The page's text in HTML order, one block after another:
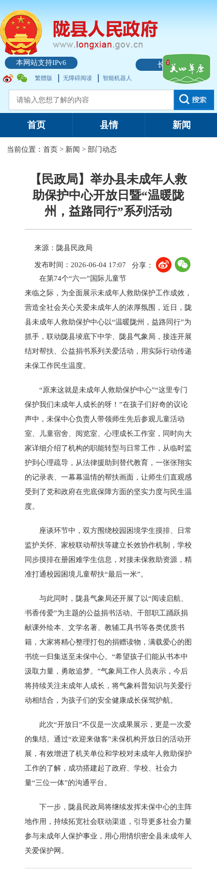
本网站支持IPv6 长者模式
繁體版 无障碍阅读 智能机器人
首页 县情 新闻
当前位置：首页 > 新闻 >部门动态
【民政局】举办县未成年人救
助保护中心开放日暨“温暖陇
州，益路同行”系列活动
来源：陇县民政局
发布时间：2026-06-04 17:07
分享：
在第74个“六一”国际儿童节
来临之际，为全面展示未成年人救助保护工作成效，
营造全社会关心关爱未成年人的浓厚氛围，近日，陇
县未成年人救助保护中心以“温暖陇州，益路同行”为
抓手，联动陇县堎底下中学、陇县气象局，接连开展
结对帮扶、公益捐书系列关爱活动，用实际行动传递
未保工作民生温度。
“原来这就是未成年人救助保护中心”“这里专门
保护我们未成年人成长的呀！”在孩子们好奇的议论
声中，未保中心负责人带领师生先后参观儿童活动
室、儿童宿舍、阅览室、心理成长工作室，同时向大
家详细介绍了机构的职能转型与日常工作，从临时监
护到心理疏导，从法律援助到替代教育，一张张翔实
的记录表、一幕幕温情的帮扶画面，让师生们直观感
受到了党和政府在兜底保障方面的坚实力度与民生温
度。
座谈环节中，双方围绕校园困境学生摸排、日常
监护关怀、家校联动帮扶等建立长效协作机制，学校
同步摸排在册困难学生信息，对接未保救助资源，精
准打通校园困境儿童帮扶“最后一米”。
与此同时，陇县气象局还开展了以“阅读启航、
书香传爱”为主题的公益捐书活动。干部职工踊跃捐
献课外绘本、文学名著、教辅工具书等各类优质书
籍，大家将精心整理打包的捐赠读物，满载爱心的图
书统一归集送至未保中心。 “希望孩子们能从书本中
汲取力量，勇敢追梦。”气象局工作人员表示，今后
将持续关注未成年人成长，将气象科普知识与关爱行
动相结合，为孩子们的安全健康成长保驾护航。
此次“开放日”不仅是一次成果展示，更是一次爱
的集结。通过“欢迎来做客”未保机构开放日的活动开
展，有效增进了机关单位和学校对未成年人救助保护
工作的了解，成功搭建起了政府、学校、社会力
量“三位一体”的沟通平台。
下一步，陇县民政局将继续发挥未保中心的主阵
地作用，持续拓宽社会联动渠道，引导更多社会力量
参与未成年人保护事业，用心用情织密全县未成年人
关爱保护网。